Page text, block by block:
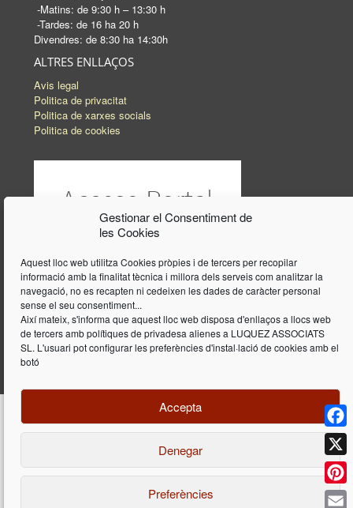
Gestionar el Consentiment de
les Cookies
Aquest lloc web utilitza Cookies pròpies i de tercers per recopilar
informació amb la finalitat tècnica i millora dels serveis com analitzar la
navegació, no es recapten ni cedeixen les dades de caràcter personal
sense el seu consentiment...
Així mateix, s'informa que aquest lloc web disposa d'enllaços a llocs web
de tercers amb polítiques de privadesa alienes a LUQUEZ ASSOCIATS
SL. L'usuari pot configurar les preferències d'instal·lació de cookies amb el
botó
Accepta
Denegar
Preferències
-Matins: de 9:30 h – 13:30 h
-Tardes: de 16 ha 20 h
Divendres: de 8:30 ha 14:30h
ALTRES ENLLAÇOS
Avis legal
Politica de privacitat
Politica de xarxes socials
Politica de cookies
Disseny i programació web perDieres.com
| Lúquez Associats SL | ©
2026 All Rights Reserved |Avís legal
X